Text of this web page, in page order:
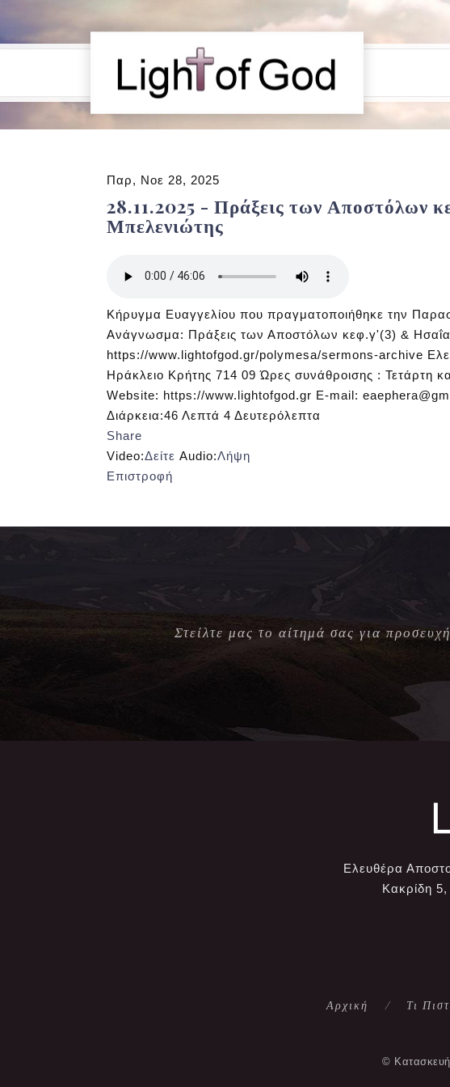
Παρ, Νοε 28, 2025
28.11.2025 - Πράξεις των Αποστόλων
Μπελενιώτης
Κήρυγμα Ευαγγελίου που πραγματοποιήθηκε την
Ανάγνωσμα: Πράξεις των Αποστόλων κεφ.γ'(3) &
https://www.lightofgod.gr/polymesa/sermons-archive
Ηράκλειο Κρήτης 714 09 Ώρες συνάθροισης : Τετάρτη
Website: https://www.lightofgod.gr E-mail:
Διάρκεια:46 Λεπτά 4 Δευτερόλεπτα
Share
Video:Δείτε Audio:Λήψη
Επιστροφή
Στείλτε μας το αίτημά σας για
Ελευθέρα
Κακρίδη
Αρχική Τι
© Κατασκευή